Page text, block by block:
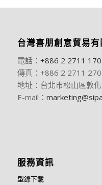
台灣喜朋創意貿易有
電話： +886 2 2711
傳真：+886 2 2711
地址：台北市松山區敦
E-mail：
服務資訊
型錄下載